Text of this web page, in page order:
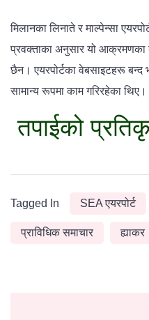
मिलानका लिनाते र माल्पेन्सा
प्रवक्ताका अनुसार यो
छैन। एयरपोर्टका वेबसाइटहरू बन्द
सामान्य रूपमा काम गरिरहेका थिए।
तपाईको
Tagged In SEA एयरपोर्ट
प्राविधिक समाचार ह्याकर